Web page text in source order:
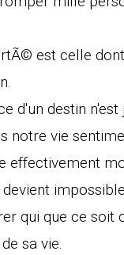
est celle
d'un destin n'est
notre vie
effectivement
qui que ce soit
sa vie.